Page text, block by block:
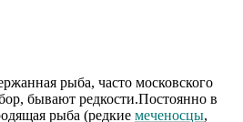
рыба, часто московского
бывают редкости.Постоянно в
рыба (редкие меченосцы,